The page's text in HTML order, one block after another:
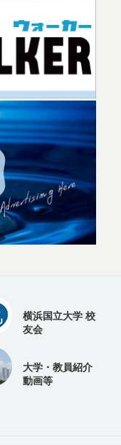
横浜国立大学 校
友会
大学・教員紹介
動画等